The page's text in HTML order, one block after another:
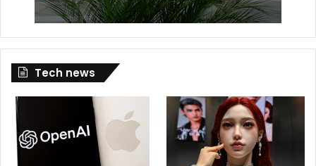
Tech news